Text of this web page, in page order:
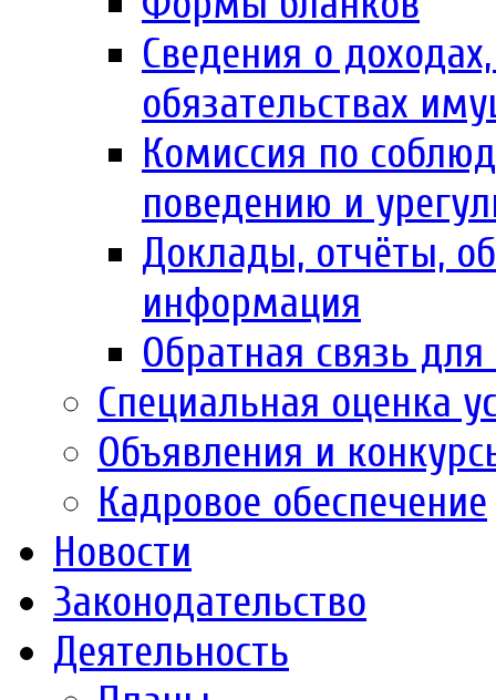
Сведения о
обязательствах
Комиссия по
поведению и
Доклады, отчёты,
информация
Обратная связь
Специальная оценка
Объявления и
Кадровое обеспечение
Новости
Законодательство
Деятельность